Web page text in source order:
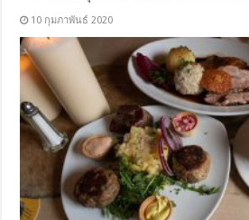
10 กุมภาพันธ์ 2020